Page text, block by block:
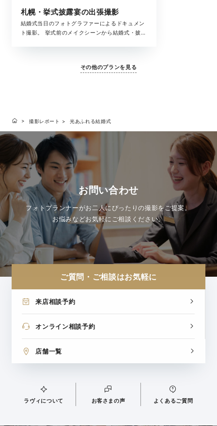
札幌・挙式披露宴の出張撮影
結婚式当日のフォトグラファーによるドキュメン
ト撮影。 挙式前のメイクシーンから結婚式・披露
その他のプランを見る
撮影レポート 光あふれる結婚式
お問い合わせ
フォトプランナーがお二人にぴったりの撮影をご提案。
お悩みなどお気軽にご相談ください。
ご質問・ご相談はお気軽に
来店相談予約
オンライン相談予約
店舗一覧
ラヴィについて お客さまの声 よくあるご質問